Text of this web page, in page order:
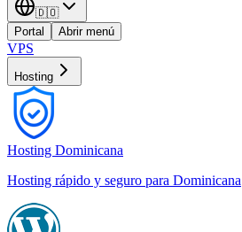
🇩🇴
Portal
Abrir menú
VPS
Hosting
Hosting Dominicana
Hosting rápido y seguro para Dominicana